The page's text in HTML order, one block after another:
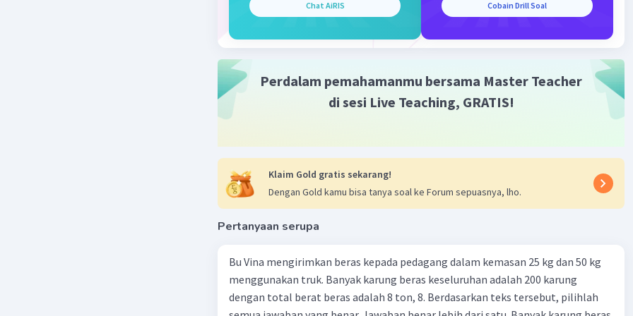
dan basa, misalnya, hidrolisis garam NH4Cl menghasilkan asam
bereaksi dengan air untuk membentuk asam karboksilat dan alkohol
konjugat dari asam tersebut.
Hidrolisis amida
: Amida adalah senyawa yang mengandung gugus
fungsi -CONH2. Dalam reaksi hidrolisis amida, amida tersebut
bereaksi dengan air untuk membentuk asam karboksilat dan amina.
Chat AiRIS Cobain Drill Soal
Perdalam pemahamanmu bersama Master Teacher
di sesi Live Teaching, GRATIS!
Klaim Gold gratis sekarang!
Dengan Gold kamu bisa tanya soal ke Forum sepuasnya, lho.
Pertanyaan serupa
Bu Vina mengirimkan beras kepada pedagang dalam kemasan 25 kg dan 50 kg
menggunakan truk. Banyak karung beras keseluruhan adalah 200 karung
dengan total berat beras adalah 8 ton, 8. Berdasarkan teks tersebut, pilihlah